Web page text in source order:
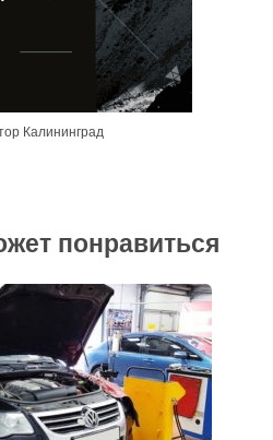
Калининград
понравиться